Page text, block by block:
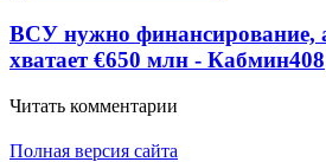
ВСУ нужно финансирование,
хватает €650 млн - Кабмин408
Читать комментарии
Полная версия сайта